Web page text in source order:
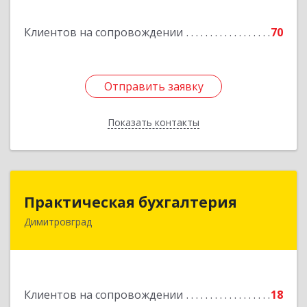
Клиентов на сопровождении 70
Отправить заявку
Показать контакты
Отправить заявку
Назад
Практическая бухгалтерия
Димитровград
Клиентов на сопровождении 18
Практическая бухгалтерия
433502, Ульяновская область, г.о. город
Подробнее